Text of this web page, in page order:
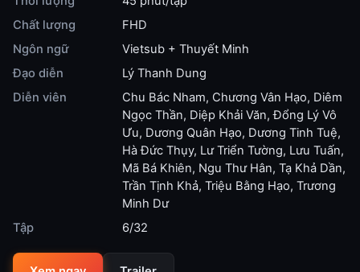
Chất lượng
FHD
Ngôn ngữ
Vietsub + Thuyết Minh
Đạo diễn
Lý Thanh Dung
Diễn viên
Chu Bác Nham, Chương Vân Hạo, Diêm
Ngọc Thần, Diệp Khải Văn,Đổng Lý Vô
Ưu, Dương Quân Hạo, Dương Tinh Tuệ,
Hà Đức Thụy, Lư Triển Tường, Lưu Tuấn,
Mã Bá Khiên, Ngu Thư Hân, Tạ Khả Dần,
Trần Tịnh Khả, Triệu Bằng Hạo, Trương
Minh Dư
Tập
6/32